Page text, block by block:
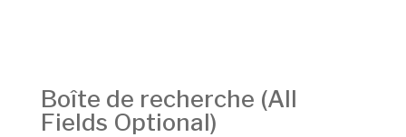
Boîte de recherche (All
Fields Optional)